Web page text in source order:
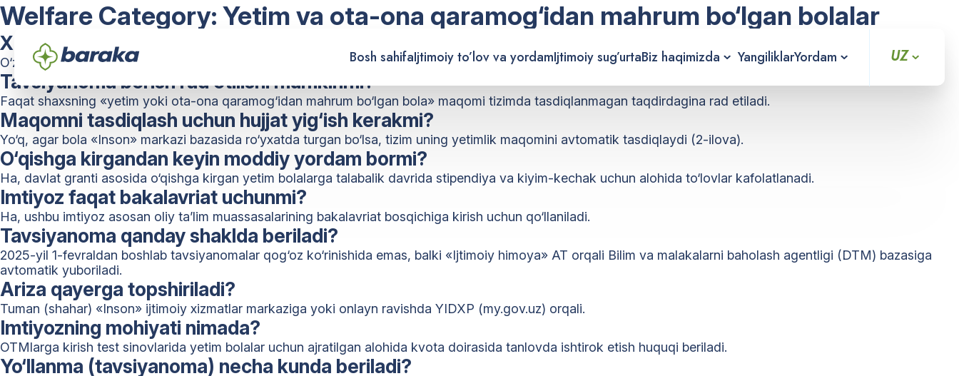
Bosh sahifaIjtimoiy to’lov va yordamIjtimoiy sug’urtaBiz haqimizda YangiliklarYordam UZ
Welfare Category: Yetim va ota-ona qaramog‘idan mahrum bo‘lgan bolalar
Xizmatni ko‘rsatishning huquqiy asosi nima?
O‘zbekiston Respublikasi Vazirlar Mahkamasining 2024-yil 25-iyundagi 354-son qarori bilan tasdiqlangan Ma’muriy reglamentning 9, 19 va 30-bandlari.
Tavsiyanoma berish rad etilishi mumkinmi?
Faqat shaxsning «yetim yoki ota-ona qaramog‘idan mahrum bo‘lgan bola» maqomi tizimda tasdiqlanmagan taqdirdagina rad etiladi.
Maqomni tasdiqlash uchun hujjat yig‘ish kerakmi?
Yo‘q, agar bola «Inson» markazi bazasida ro‘yxatda turgan bo‘lsa, tizim uning yetimlik maqomini avtomatik tasdiqlaydi (2-ilova).
O‘qishga kirgandan keyin moddiy yordam bormi?
Ha, davlat granti asosida o‘qishga kirgan yetim bolalarga talabalik davrida stipendiya va kiyim-kechak uchun alohida to‘lovlar kafolatlanadi.
Imtiyoz faqat bakalavriat uchunmi?
Ha, ushbu imtiyoz asosan oliy ta’lim muassasalarining bakalavriat bosqichiga kirish uchun qo‘llaniladi.
Tavsiyanoma qanday shaklda beriladi?
2025-yil 1-fevraldan boshlab tavsiyanomalar qog‘oz ko‘rinishida emas, balki «Ijtimoiy himoya» AT orqali Bilim va malakalarni baholash agentligi (DTM) bazasiga
avtomatik yuboriladi.
Ariza qayerga topshiriladi?
Tuman (shahar) «Inson» ijtimoiy xizmatlar markaziga yoki onlayn ravishda YIDXP (my.gov.uz) orqali.
Imtiyozning mohiyati nimada?
OTMlarga kirish test sinovlarida yetim bolalar uchun ajratilgan alohida kvota doirasida tanlovda ishtirok etish huquqi beriladi.
Yo‘llanma (tavsiyanoma) necha kunda beriladi?